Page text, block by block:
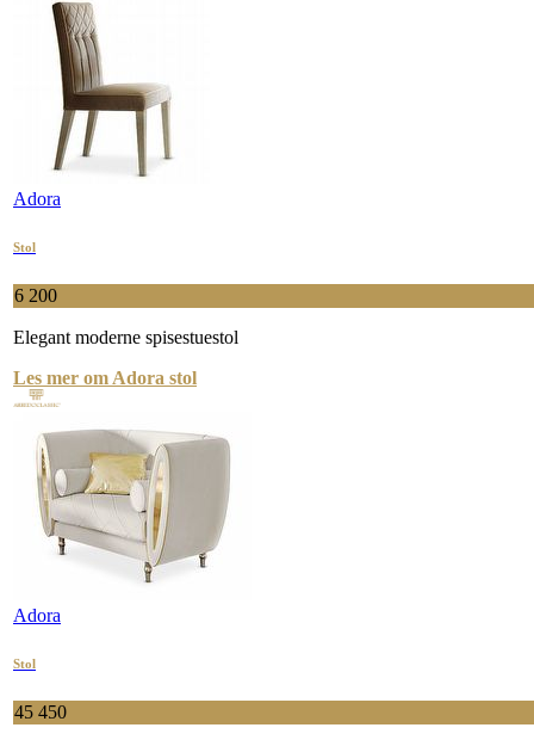
Adora
Stol
6 200
Elegant moderne spisestuestol
Les mer om Adora stol
Adora
Stol
45 450